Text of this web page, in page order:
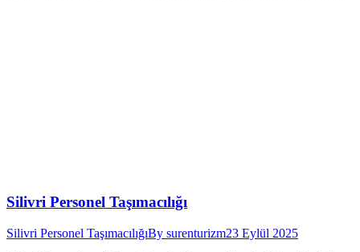
Silivri Personel Taşımacılığı
Silivri Personel TaşımacılığıBy surenturizm23 Eylül 2025